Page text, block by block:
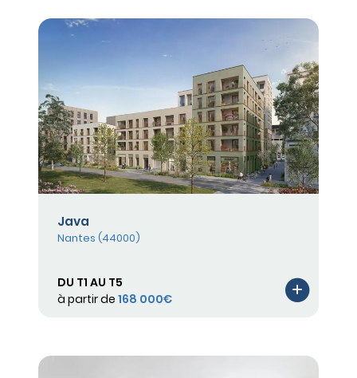
Java
Nantes (44000)
DU T1 AU T5
à partir de 168 000€